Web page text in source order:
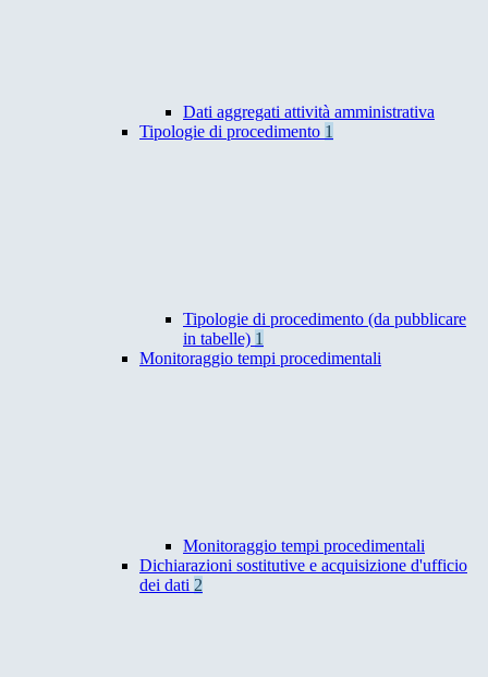
Dati aggregati attività amministrativa
Tipologie di procedimento 1
Tipologie di procedimento (da pubblicare
in tabelle) 1
Monitoraggio tempi procedimentali
Monitoraggio tempi procedimentali
Dichiarazioni sostitutive e acquisizione d'ufficio
dei dati 2